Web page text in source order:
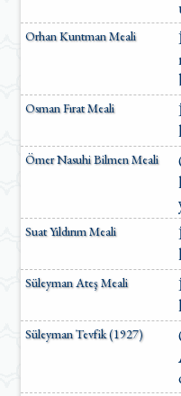
Orhan Kuntman Meali
Osman Fırat Meali
Ömer Nasuhi Bilmen Meali
Suat Yıldırım Meali
Süleyman Ateş Meali
Süleyman Tevfik (1927)